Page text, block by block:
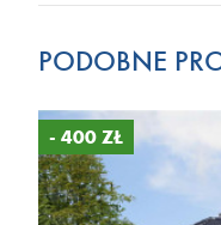
PODOBNE
- 400 ZŁ